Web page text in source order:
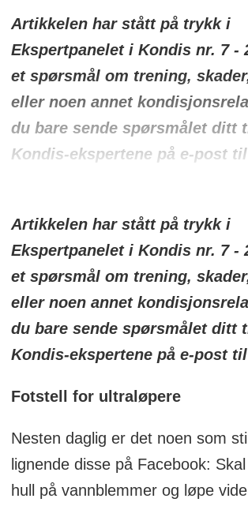
Artikkelen har stått på trykk i
Ekspertpanelet i Kondis nr. 7 -
et spørsmål om trening,
eller noen annet
du bare sende spørsmålet ditt
Kondis-ekspertene på e-post til
Artikkelen har stått på trykk i
Ekspertpanelet i Kondis nr. 7 -
et spørsmål om trening,
eller noen annet
du bare sende spørsmålet ditt
Kondis-ekspertene på e-post til
Fotstell for ultraløpere
Nesten daglig er det noen som
lignende disse på Facebook:
hull på vannblemmer og løpe